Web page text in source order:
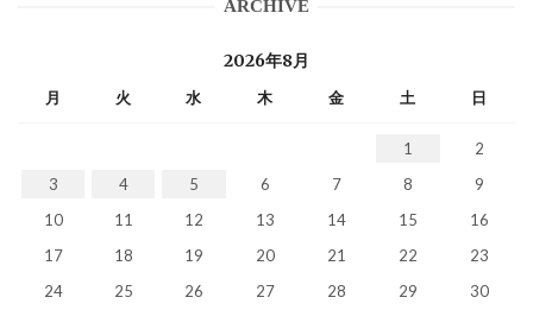
ARCHIVE
2026年8月
月 火 水 木 金 土 日
1
2
3
4 5 6 7 8
9
10
11 12 13 14 15
16
17
18 19 20 21 22
23
24
25 26 27 28 29
30